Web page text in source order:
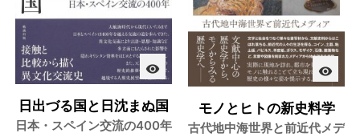
visibility
日出づる国と日沈まぬ国
日本・スペイン交流の400年
visibility
モノとヒトの新史料学
古代地中海世界と前近代メデ